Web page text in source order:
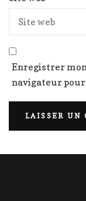
Enregistrer
navigateur